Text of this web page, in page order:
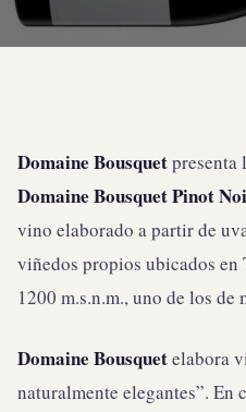
Domaine Bousquetpresenta
Domaine Bousquet Pinot
vino elaborado a partir de
viñedos propios ubicados en
1200 m.s.n.m., uno de los de
Domaine Bousquetelabora
naturalmente elegantes”. En